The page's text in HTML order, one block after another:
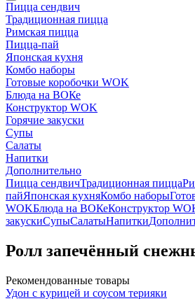
Пицца сендвич
Традиционная пицца
Римская пицца
Пицца-пай
Японская кухня
Комбо наборы
Готовые коробочки WOK
Блюда на ВОКе
Конструктор WOK
Горячие закуски
Супы
Салаты
Напитки
Дополнительно
Пицца сендвичТрадиционная пицца
пайЯпонская кухняКомбо наборы
WOKБлюда на ВОКеКонструктор
закускиСупыСалатыНапитки
Ролл запечённый
Рекомендованные товары
Удон с курицей и соусом терияки